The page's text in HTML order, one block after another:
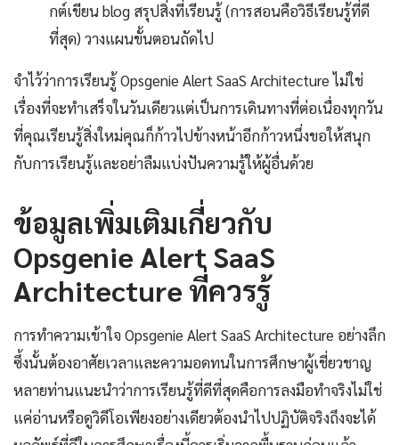
กต์เขียน blog สรุปสิ่งที่เรียนรู้ (การสอนคือวิธีเรียนรู้ที่ดี
ที่สุด) วางแผนขั้นตอนถัดไป
จำไว้ว่าการเรียนรู้ Opsgenie Alert SaaS Architecture ไม่ใช่
เรื่องที่จะทำเสร็จในวันเดียวแต่เป็นการเดินทางที่ต่อเนื่องทุกวัน
ที่คุณเรียนรู้สิ่งใหม่คุณก็ก้าวไปข้างหน้าอีกก้าวหนึ่งขอให้สนุก
กับการเรียนรู้และอย่าลืมแบ่งปันความรู้ให้ผู้อื่นด้วย
ข้อมูลเพิ่มเติมเกี่ยวกับ
Opsgenie Alert SaaS
Architecture ที่ควรรู้
การทำความเข้าใจ Opsgenie Alert SaaS Architecture อย่างลึก
ซึ้งนั้นต้องอาศัยเวลาและความอดทนในการศึกษาผู้เชี่ยวชาญ
หลายท่านแนะนำว่าการเรียนรู้ที่ดีที่สุดคือการลงมือทำจริงไม่ใช่
แค่อ่านหรือดูวิดีโอเพียงอย่างเดียวต้องนำไปปฏิบัติจริงถึงจะได้